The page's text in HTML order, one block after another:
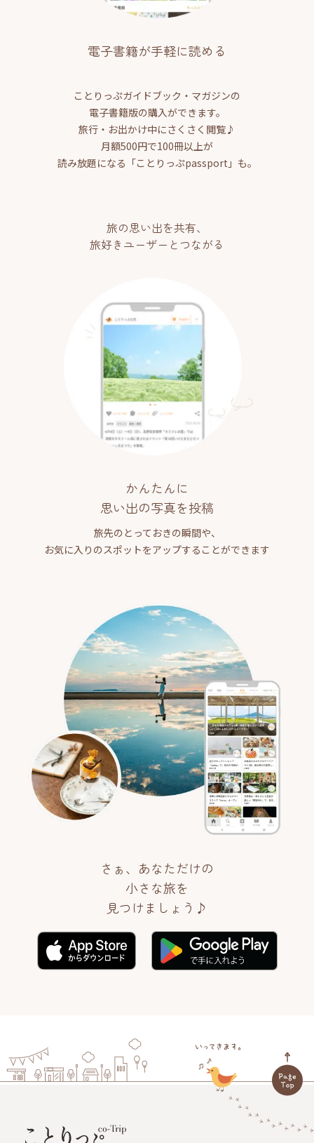
電子書籍が手軽に読める
ことりっぷガイドブック・マガジンの
電子書籍版の購入ができます。
旅行・お出かけ中にさくさく閲覧♪
月額500円で100冊以上が
読み放題になる「ことりっぷpassport」も。
旅の思い出を共有、
旅好きユーザーとつながる
かんたんに
思い出の写真を投稿
旅先のとっておきの瞬間や、
お気に入りのスポットをアップすることができます
さぁ、あなただけの
小さな旅を
見つけましょう♪